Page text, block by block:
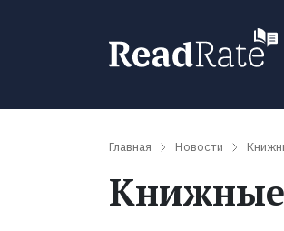
Главная Новости
Книжные